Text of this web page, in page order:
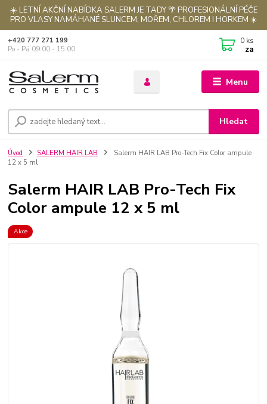
☀️ LETNÍ AKČNÍ NABÍDKA SALERM JE TADY 🌴 PROFESIONÁLNÍ PÉČE
PRO VLASY NAMÁHANÉ SLUNCEM, MOŘEM, CHLOREM I HORKEM ☀️
Menu
Hledat
+420 777 271 199
Po - Pá 09:00 - 15:00
0 ks
za
Úvod SALERM HAIR LAB
Salerm HAIR LAB Pro-Tech Fix Color ampule
12 x 5 ml
Salerm HAIR LAB Pro-Tech Fix
Color ampule 12 x 5 ml
Akce